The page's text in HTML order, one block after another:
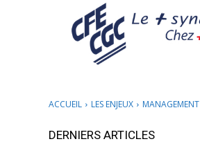
ACCUEIL LES ENJEUX MANAGEMENT
DERNIERS ARTICLES